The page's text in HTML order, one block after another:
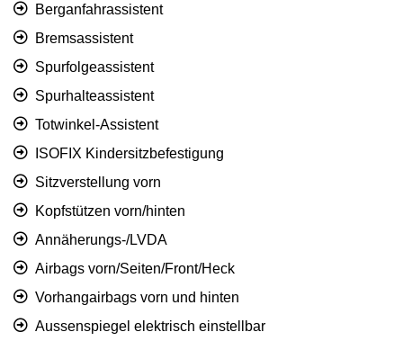
Berganfahrassistent
Bremsassistent
Spurfolgeassistent
Spurhalteassistent
Totwinkel-Assistent
ISOFIX Kindersitzbefestigung
Sitzverstellung vorn
Kopfstützen vorn/hinten
Annäherungs-/LVDA
Airbags vorn/Seiten/Front/Heck
Vorhangairbags vorn und hinten
Aussenspiegel elektrisch einstellbar